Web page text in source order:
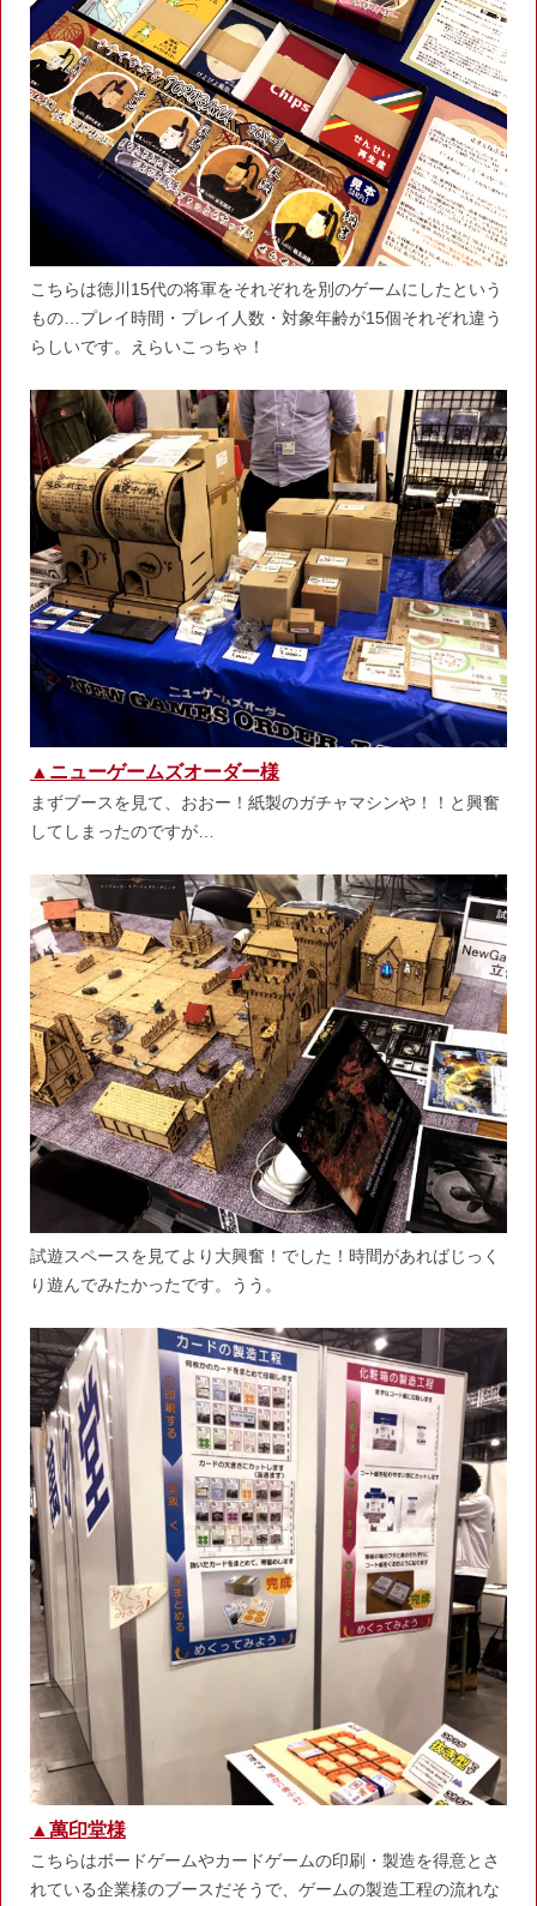
こちらは徳川15代の将軍をそれぞれを別のゲームにしたという
もの…プレイ時間・プレイ人数・対象年齢が15個それぞれ違う
らしいです。えらいこっちゃ！
▲ ニューゲームズオーダー様
まずブースを見て、おおー！紙製のガチャマシンや！！と興奮
してしまったのですが…
試遊スペースを見てより大興奮！でした！時間があればじっく
り遊んでみたかったです。うう。
▲萬印堂様
こちらはボードゲームやカードゲームの印刷・製造を得意とさ
れている企業様のブースだそうで、ゲームの製造工程の流れな